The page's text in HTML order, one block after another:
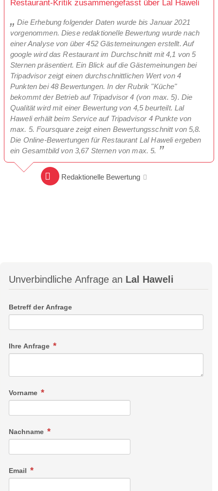
Restaurant-Kritik zusammengefasst über Lal Haweli
Die Erhebung folgender Daten wurde bis Januar 2021
vorgenommen. Diese redaktionelle Bewertung wurde nach
einer Analyse von über 452 Gästemeinungen erstellt. Auf
google wird das Restaurant im Durchschnitt mit 4,1 von 5
Sternen präsentiert. Ein Blick auf die Gästemeinungen bei
Tripadvisor zeigt einen durchschnittlichen Wert von 4
Punkten bei 48 Bewertungen. In der Rubrik "Küche"
bekommt der Betrieb auf Tripadvisor 4 (von max. 5). Die
Qualität wird mit einer Bewertung von 4,5 beurteilt. Lal
Haweli erhält beim Service auf Tripadvisor 4 Punkte von
max. 5. Foursquare zeigt einen Bewertungsschnitt von 5,8.
Die Online-Bewertungen für Restaurant Lal Haweli ergeben
ein Gesamtbild von 3,67 Sternen von max. 5.
Redaktionelle Bewertung
Unverbindliche Anfrage an Lal Haweli
Betreff der Anfrage
Ihre Anfrage
Vorname
Nachname
Email